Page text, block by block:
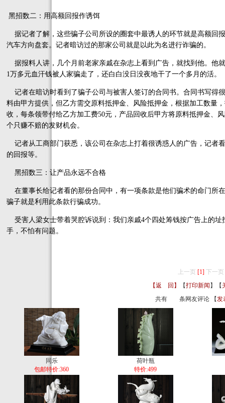
黑招数二：用高额回报作诱饵
据记者了解，这些骗子公司所设的圈套中最诱人的环节就是高额回
汽车方向盘套。记者暗访过的那家公司就是以此为名进行诈骗的。
据报料人讲，几个月前老家亲戚在杂志上看到广告，就找到他。他
1万多元血汗钱被人家骗走了，还白白没日没夜地干了一个多月的活。
记者在暗访时看到了骗子公司与被害人签订的合同书。合同书写得
料由甲方提供，但乙方需交原料抵押金、风险抵押金，根据加工数量
收，每条领带付给乙方加工费50元，产品回收后甲方将原料抵押金、
个只赚不赔的发财机会。
记者从工商部门获悉，该公司在杂志上打着很诱惑人的广告，记者
的回报等。
黑招数三：让产品永远不合格
在董事长给记者看的那份合同中，有一项条款是他们骗术的命门
骗子就是利用此条款行骗成功。
受害人梁女士带着哭腔诉说到：我们亲戚4个四处筹钱按广告上的
手，不怕有问题。
上一页 [1] 下一页
【返 回】
【打印新闻 】【
共有
条网友评论 【发
同乐
包邮特价:360
荷叶瓶
特价:499